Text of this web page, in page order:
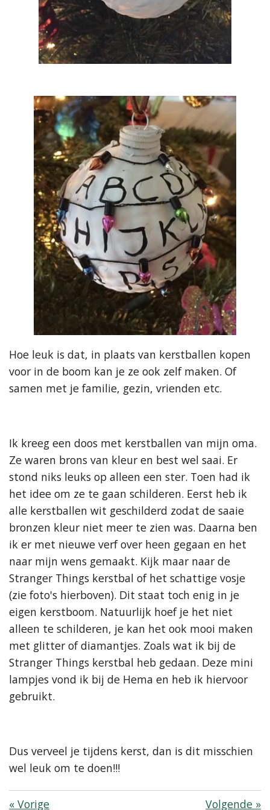
Hoe leuk is dat, in plaats van kerstballen kopen
voor in de boom kan je ze ook zelf maken. Of
samen met je familie, gezin, vrienden etc.
Ik kreeg een doos met kerstballen van mijn oma.
Ze waren brons van kleur en best wel saai. Er
stond niks leuks op alleen een ster. Toen had ik
het idee om ze te gaan schilderen. Eerst heb ik
alle kerstballen wit geschilderd zodat de saaie
bronzen kleur niet meer te zien was. Daarna ben
ik er met nieuwe verf over heen gegaan en het
naar mijn wens gemaakt. Kijk maar naar de
Stranger Things kerstbal of het schattige vosje
(zie foto's hierboven). Dit staat toch enig in je
eigen kerstboom. Natuurlijk hoef je het niet
alleen te schilderen, je kan het ook mooi maken
met glitter of diamantjes. Zoals wat ik bij de
Stranger Things kerstbal heb gedaan. Deze mini
lampjes vond ik bij de Hema en heb ik hiervoor
gebruikt.
Dus verveel je tijdens kerst, dan is dit misschien
wel leuk om te doen!!!
« Vorige Volgende »